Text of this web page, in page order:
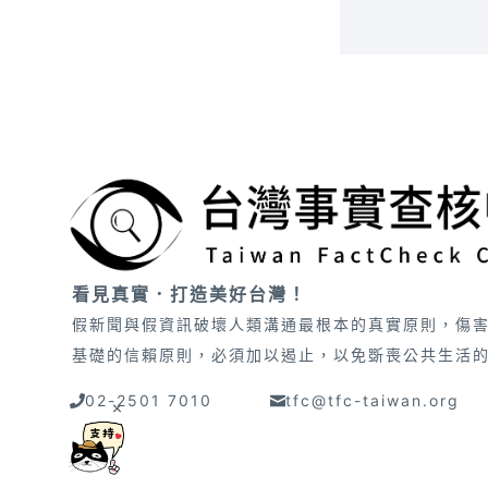
看見真實．打造美好台灣！
假新聞與假資訊破壞人類溝通最根本的真實原則，傷
基礎的信賴原則，必須加以遏止，以免斲喪公共生活
02-2501 7010 tfc@tfc-taiwan.org